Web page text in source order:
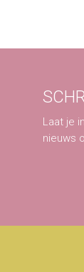
Laat je
nieuws